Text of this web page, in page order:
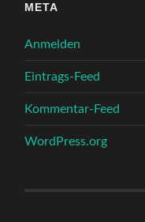
META
Anmelden
Eintrags-Feed
Kommentar-Feed
WordPress.org